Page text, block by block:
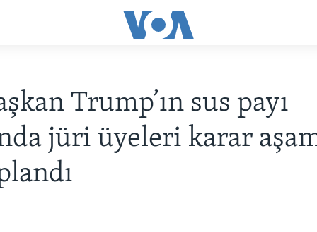
Trump’ın sus payı
jüri üyeleri karar